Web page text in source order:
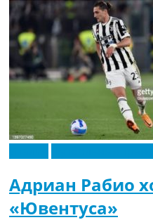
Адриан Рабио
«Ювентуса»